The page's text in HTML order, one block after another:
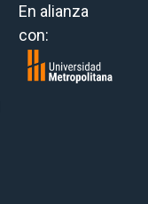
En alianza
con: